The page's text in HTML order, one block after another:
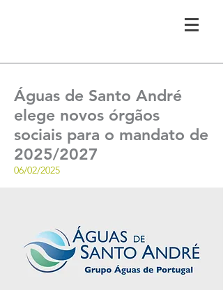
Águas de Santo André
elege novos órgãos
sociais para o mandato de
2025/2027
06/02/2025